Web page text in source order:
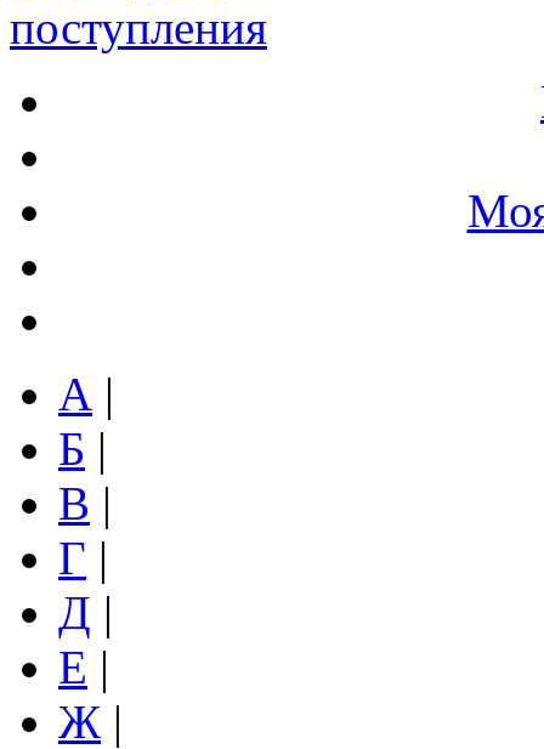
поступления
А |
Б |
В |
Г |
Д |
Е |
Ж |